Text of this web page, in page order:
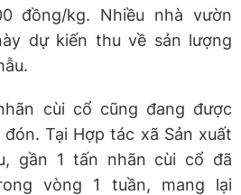
đồng/kg. Nhiều nhà vườn
dự kiến thu về sản lượng
cùi cổ cũng đang được
Tại Hợp tác xã Sản xuất
gần 1 tấn nhãn cùi cổ đã
vòng 1 tuần, mang lại